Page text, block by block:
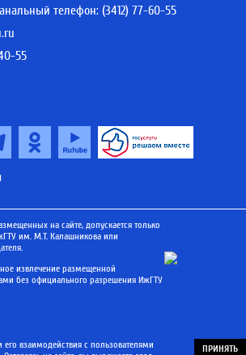
телефон: (3412) 77-60-55
55
на сайте, допускается только
им. М.Т. Калашникова или
извлечение размещенной
без официального разрешения ИжГТУ
взаимодействия с пользователями
ПРИНЯТЬ